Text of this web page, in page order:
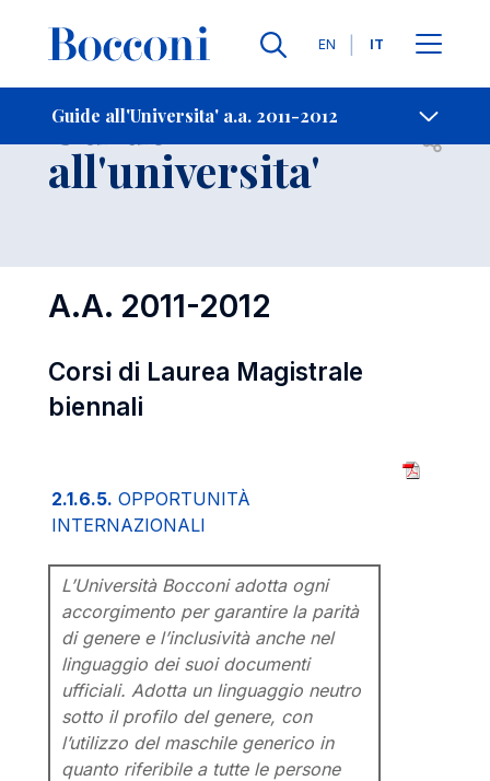
Lingue
EN IT
Guide all'Universita' a.a. 2011-2012
-
Guide
all'universita' Open
A.A. 2011-2012
Corsi di Laurea Magistrale
biennali
2.1.6.5. OPPORTUNITÀ
INTERNAZIONALI
L’Università Bocconi adotta ogni
accorgimento per garantire la parità
di genere e l’inclusività anche nel
linguaggio dei suoi documenti
ufficiali. Adotta un linguaggio neutro
sotto il profilo del genere, con
l’utilizzo del maschile generico in
quanto riferibile a tutte le persone